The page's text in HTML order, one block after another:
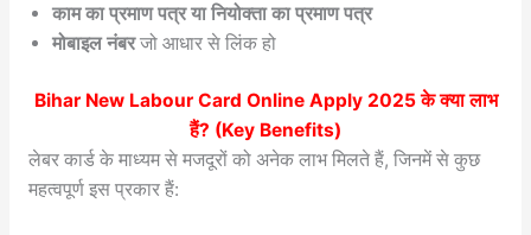
काम का प्रमाण पत्र या नियोक्ता का प्रमाण पत्र
मोबाइल नंबरजो आधार से लिंक हो
Bihar New Labour Card Online Apply 2025के क्या लाभ
हैं? (Key Benefits)
लेबर कार्ड के माध्यम से मजदूरों को अनेक लाभ मिलते हैं, जिनमें से कुछ
महत्वपूर्ण इस प्रकार हैं: